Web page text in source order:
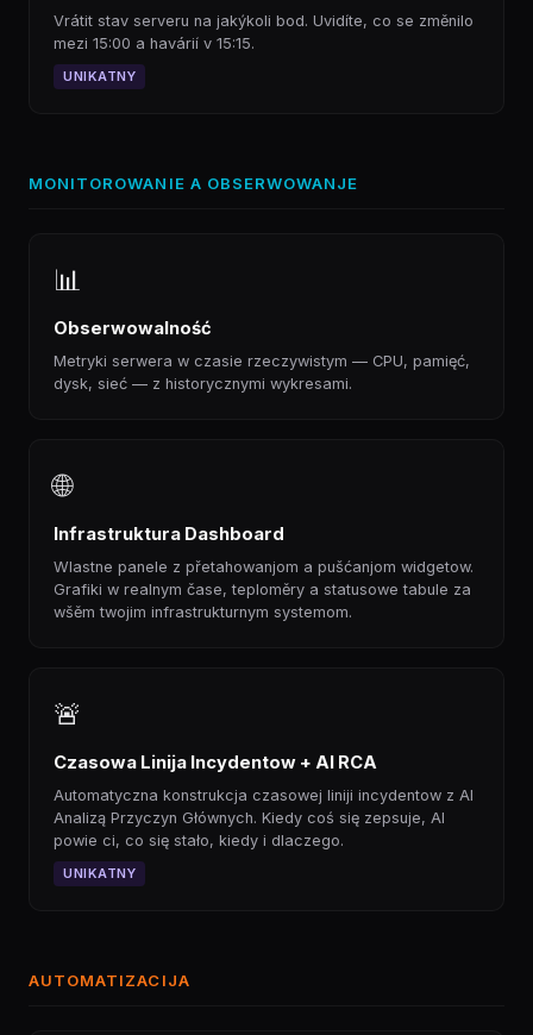
Vrátit stav serveru na jakýkoli bod. Uvidíte, co se změnilo
mezi 15:00 a havárií v 15:15.
UNIKATNY
MONITOROWANIE A OBSERWOWANJE
📊
Obserwowalność
Metryki serwera w czasie rzeczywistym — CPU, pamięć,
dysk, sieć — z historycznymi wykresami.
🌐
Infrastruktura Dashboard
Wlastne panele z přetahowanjom a pušćanjom widgetow.
Grafiki w realnym čase, teploměry a statusowe tabule za
wšěm twojim infrastrukturnym systemom.
🚨
Czasowa Linija Incydentow + AI RCA
Automatyczna konstrukcja czasowej liniji incydentow z AI
Analizą Przyczyn Głównych. Kiedy coś się zepsuje, AI
powie ci, co się stało, kiedy i dlaczego.
UNIKATNY
AUTOMATIZACIJA